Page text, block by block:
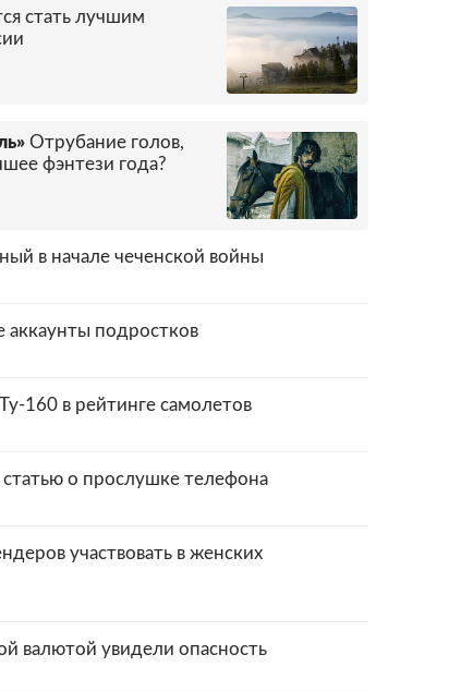
стать лучшим
Отрубание голов,
фэнтези года?
в начале чеченской войны
аккаунты подростков
160 в рейтинге самолетов
статью о прослушке телефона
участвовать в женских
валютой увидели опасность